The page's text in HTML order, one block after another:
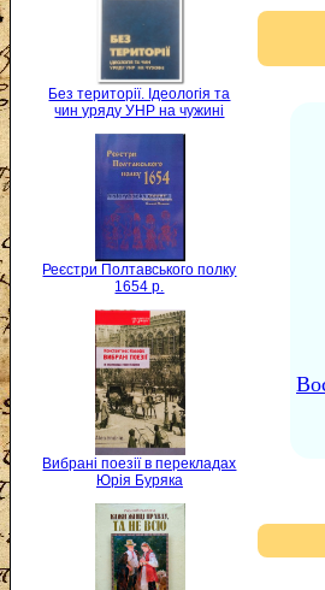
Без території. Ідеологія та
чин уряду УНР на чужині
Реєстри Полтавського полку
1654 р.
Вибрані поезії в перекладах
Юрія Буряка